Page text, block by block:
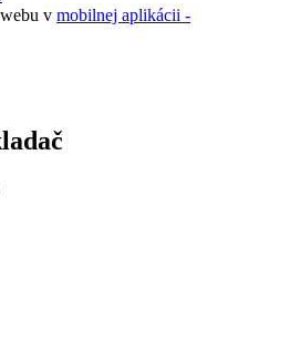
v mobilnej aplikácii -